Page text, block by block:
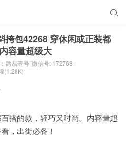

挎包42268 穿休闲或正装都
容量超级大
路易壹号||微信号: 172768
(1.28K)
搭的款，轻巧又时尚。内容量超
，出街必备！